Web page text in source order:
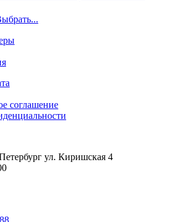
соглашение
195299 г.Санкт-Петербург ул. Киришская 4